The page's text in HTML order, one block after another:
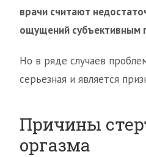
врачи считают
ощущений субъективным
Но в ряде случаев
серьезная и является
Причины
оргазма